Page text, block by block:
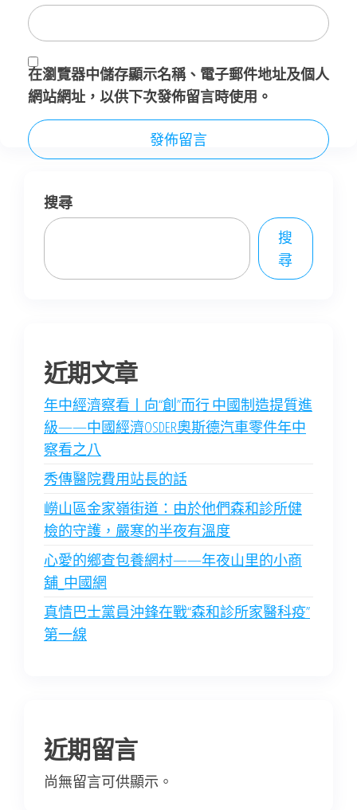
在瀏覽器中儲存顯示名稱、電子郵件地址及個人
網站網址，以供下次發佈留言時使用。
搜尋
搜
尋
近期文章
年中經濟察看丨向“創”而行 中國制造提質進
級——中國經濟OSDER奧斯德汽車零件年中
察看之八
秀傳醫院費用站長的話
嶗山區金家嶺街道：由於他們森和診所健
檢的守護，嚴寒的半夜有溫度
心愛的鄉查包養網村——年夜山里的小商
舖_中國網
真情巴士黨員沖鋒在戰“森和診所家醫科疫”
第一線
近期留言
尚無留言可供顯示。